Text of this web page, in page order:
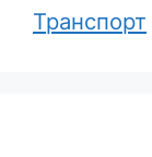
Транспорт